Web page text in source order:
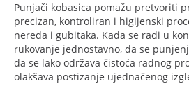
Punjači kobasica pomažu pretvoriti
precizan, kontroliran i higijenski
nereda i gubitaka. Kada se radi u
rukovanje jednostavno, da se
da se lako održava čistoća radnog
olakšava postizanje ujednačenog